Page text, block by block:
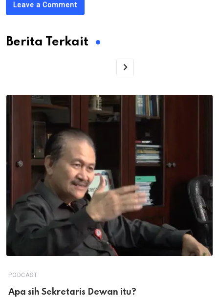
Leave a Comment
Berita Terkait
PODCAST
Apa sih Sekretaris Dewan itu?